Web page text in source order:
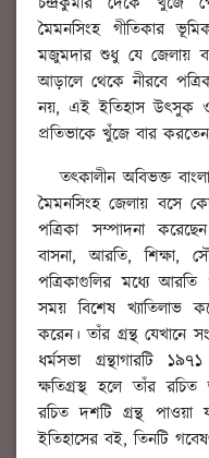
মৈমনসিংহ গীতিকার
মজুমদার শুধু যে জেলায়
আড়ালে থেকে নীরবে
নয়, এই ইতিহাস উত্সুক ও
প্রতিভাকে খুঁজে বার
তত্কালীন অবিভক্ত
মৈমনসিংহ জেলায় বসে
পত্রিকা সম্পাদনা
বাসনা, আরতি, শিক্ষা,
পত্রিকাগুলির মধ্যে
সময় বিশেষ খ্যাতিলাভ
করেন। তাঁর গ্রন্থ যেখানে
ধর্মসভা গ্রন্থাগারটি
ক্ষতিগ্রস্থ হলে তাঁর
রচিত দশটি গ্রন্থ পাওয়া
ইতিহাসের বই, তিনটি